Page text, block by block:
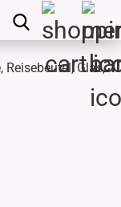
Reisebeutel, Glas,